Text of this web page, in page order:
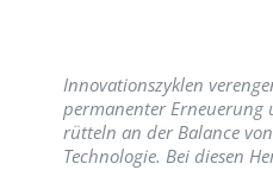
Innovationszyklen
permanenter Erneuerung
rütteln an der Balance
Technologie. Bei diesen